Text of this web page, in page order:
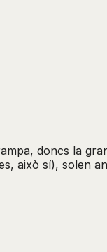
doncs la
això sí), solen